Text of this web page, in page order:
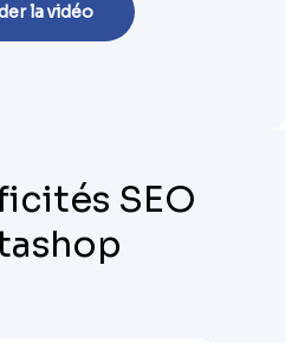
la vidéo
SEO